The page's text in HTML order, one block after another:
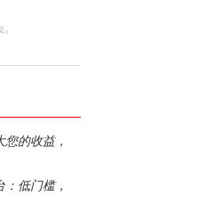
的收益，
低门槛，